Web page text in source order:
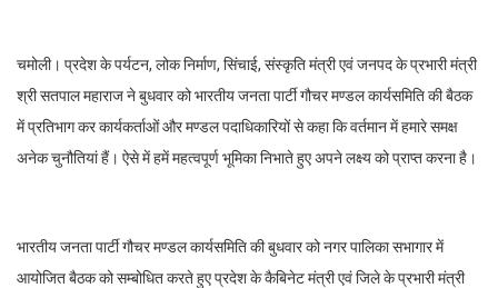
चमोली। प्रदेश के पर्यटन, लोक निर्माण, सिंचाई, संस्कृति मंत्री एवं जनपद के प्रभारी मंत्री
श्री सतपाल महाराज ने बुधवार को भारतीय जनता पार्टी गौचर मण्डल कार्यसमिति की बैठक
में प्रतिभाग कर कार्यकर्ताओं और मण्डल पदाधिकारियों से कहा कि वर्तमान में हमारे समक्ष
अनेक चुनौतियां हैं। ऐसे में हमें महत्वपूर्ण भूमिका निभाते हुए अपने लक्ष्य को प्राप्त करना है।
भारतीय जनता पार्टी गौचर मण्डल कार्यसमिति की बुधवार को नगर पालिका सभागार में
आयोजित बैठक को सम्बोधित करते हुए प्रदेश के कैबिनेट मंत्री एवं जिले के प्रभारी मंत्री